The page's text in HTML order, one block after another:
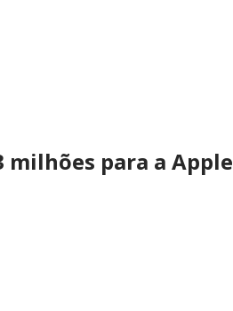
milhões para a Apple